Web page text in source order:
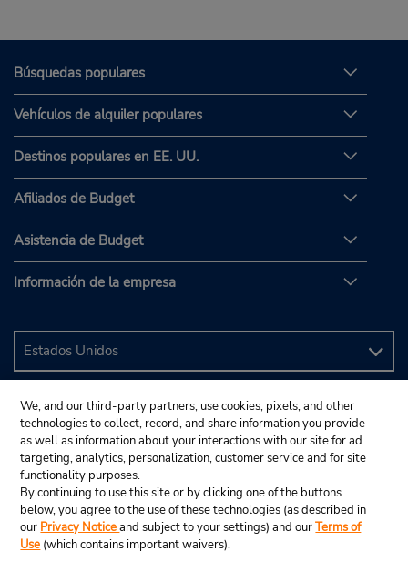
Búsquedas populares
Vehículos de alquiler populares
Destinos populares en EE. UU.
Afiliados de Budget
Asistencia de Budget
Información de la empresa
We, and our third-party partners, use cookies, pixels, and other
technologies to collect, record, and share information you provide
as well as information about your interactions with our site for ad
targeting, analytics, personalization, customer service and for site
functionality purposes.
By continuing to use this site or by clicking one of the buttons
below, you agree to the use of these technologies (as described in
our Privacy Noticeand subject to your settings) and ourTerms of
Use (which contains important waivers).